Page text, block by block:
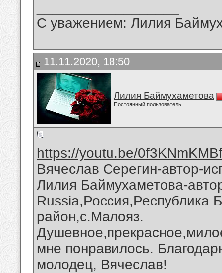
С уважением: Лилия
11.11.2020, 18:50
Лилия Баймухаметова
Постоянный пользователь
https://youtu.be/
Вячеслав Серегин-автор-
Лилия Баймухаметова-
Russia,Россия,Республика
район,с.Малояз.
мне понравилось.
молодец, Вячеслав!